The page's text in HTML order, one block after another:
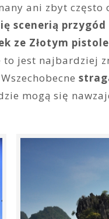
ani zbyt często
scenerią
ze Złotym
to jest najbardziej
mogą się